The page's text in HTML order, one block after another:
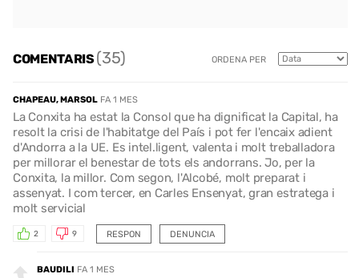
COMENTARIS(35) ORDENA PER
CHAPEAU, MARSOL FA 1 MES
La Conxita ha estat la Consol que ha dignificat la Capital, ha
resolt la crisi de l'habitatge del País i pot fer l'encaix adient
d'Andorra a la UE. Es intel.ligent, valenta i molt treballadora
per millorar el benestar de tots els andorrans. Jo, per la
Conxita, la millor. Com segon, l'Alcobé, molt preparat i
assenyat. I com tercer, en Carles Ensenyat, gran estratega i
molt servicial
RESPON
2 9 DENUNCIA
BAUDILI FA 1 MES